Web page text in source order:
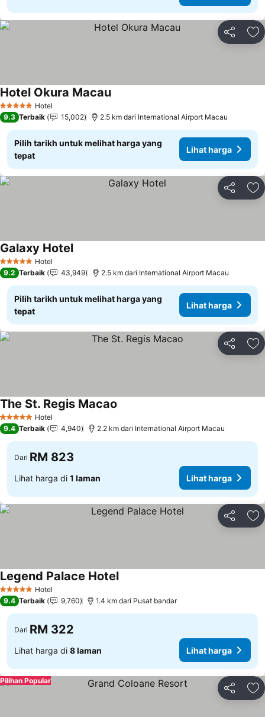
Kongsi
5 Bintang Hotel
Hotel Okura Macau
9.3 Terbaik 15,002 2.5 km dari International Airport Macau
Pilih tarikh untuk melihat harga yang
tepat
Lihat harga
Kongsi
5 Bintang Hotel
Galaxy Hotel
9.2 Terbaik 43,949 2.5 km dari International Airport Macau
Pilih tarikh untuk melihat harga yang
tepat
Lihat harga
Kongsi
5 Bintang Hotel
The St. Regis Macao
9.4 Terbaik 4,940 2.2 km dari International Airport Macau
Dari RM 823
Lihat harga di 1 laman Lihat harga
Kongsi
5 Bintang Hotel
Legend Palace Hotel
9.4 Terbaik 9,760 1.4 km dari Pusat bandar
Dari RM 322
Lihat harga di 8 laman Lihat harga
Kongsi
Pilihan Popular